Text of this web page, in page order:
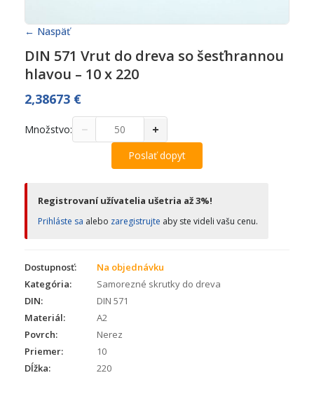
← Naspäť
DIN 571 Vrut do dreva so šesťhrannou
hlavou – 10 x 220
2,38673 €
Množstvo: − +
Poslať dopyt
Registrovaní užívatelia ušetria až 3%!
Prihláste sa alebo zaregistrujte aby ste videli vašu cenu.
Dostupnosť:
Na objednávku
Kategória:
Samorezné skrutky do dreva
DIN:
DIN 571
Materiál:
A2
Povrch:
Nerez
Priemer:
10
Dĺžka:
220